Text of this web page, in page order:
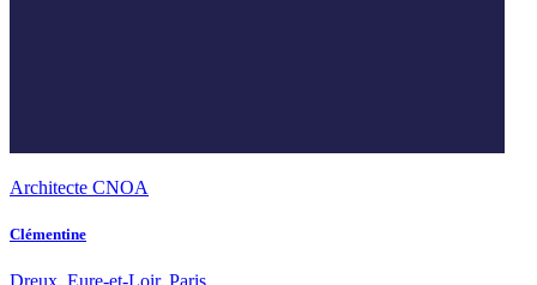
Architecte CNOA
Clémentine